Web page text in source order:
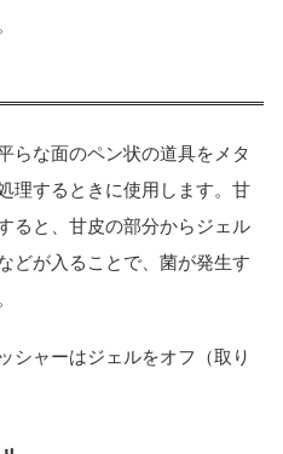
らな面のペン状の道具をメタ
理するときに使用します。甘
ると、甘皮の部分からジェル
どが入ることで、菌が発生す
シャーはジェルをオフ（取り